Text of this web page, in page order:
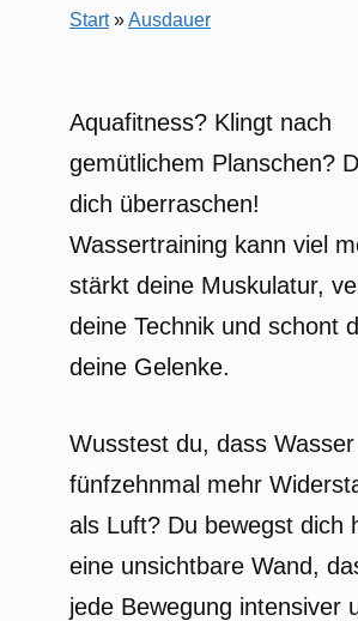
Start»Ausdauer
Aquafitness? Klingt nach
gemütlichem Planschen?
dich überraschen!
Wassertraining kann viel
stärkt deine Muskulatur,
deine Technik und schont
deine Gelenke.
Wusstest du, dass
fünfzehnmal mehr
als Luft? Du bewegst dich
eine unsichtbare Wand,
jede Bewegung intensiver